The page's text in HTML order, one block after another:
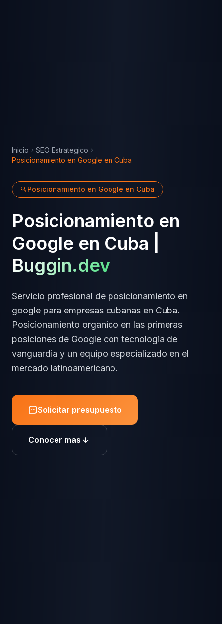
Inicio
SEO Estrategico
Posicionamiento en Google en Cuba
Posicionamiento en Google en Cuba
Posicionamiento en
Google en Cuba
Buggin.dev
Servicio profesional de posicionamiento en
google para empresas cubanas en Cuba.
Posicionamiento organico en las primeras
posiciones de Google con tecnologia de
vanguardia y un equipo especializado en el
mercado latinoamericano.
Solicitar presupuesto
Conocer mas